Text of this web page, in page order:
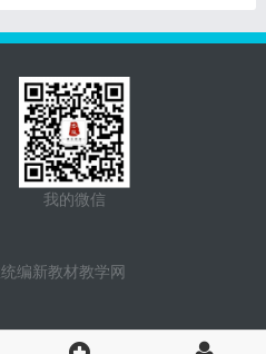
我的微信
编新教材教学网
QQ群：2743800